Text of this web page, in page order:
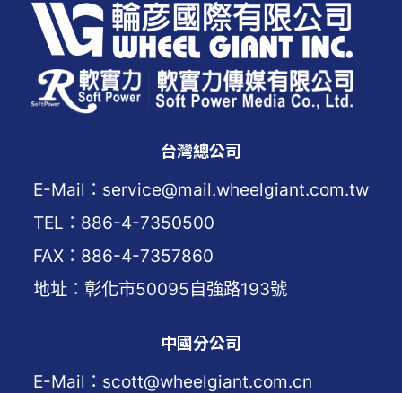
台灣總公司
E-Mail：service@mail.wheelgiant.com.tw
TEL：886-4-7350500
FAX：886-4-7357860
地址：彰化市50095自強路193號
中國分公司
E-Mail：scott@wheelgiant.com.cn